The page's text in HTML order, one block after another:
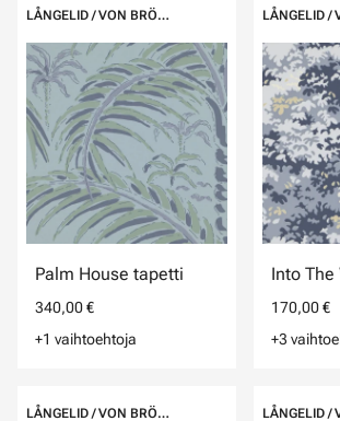
LÅNGELID / VON BRÖMSSEN
Palm House tapetti
340,00 €
+1 vaihtoehtoja
Into
170,00 €
+3
LÅNGELID / VON BRÖMSSEN